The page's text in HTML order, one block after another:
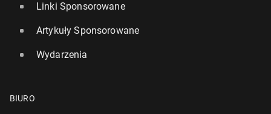
Linki Sponsorowane
Artykuły Sponsorowane
Wydarzenia
BIURO